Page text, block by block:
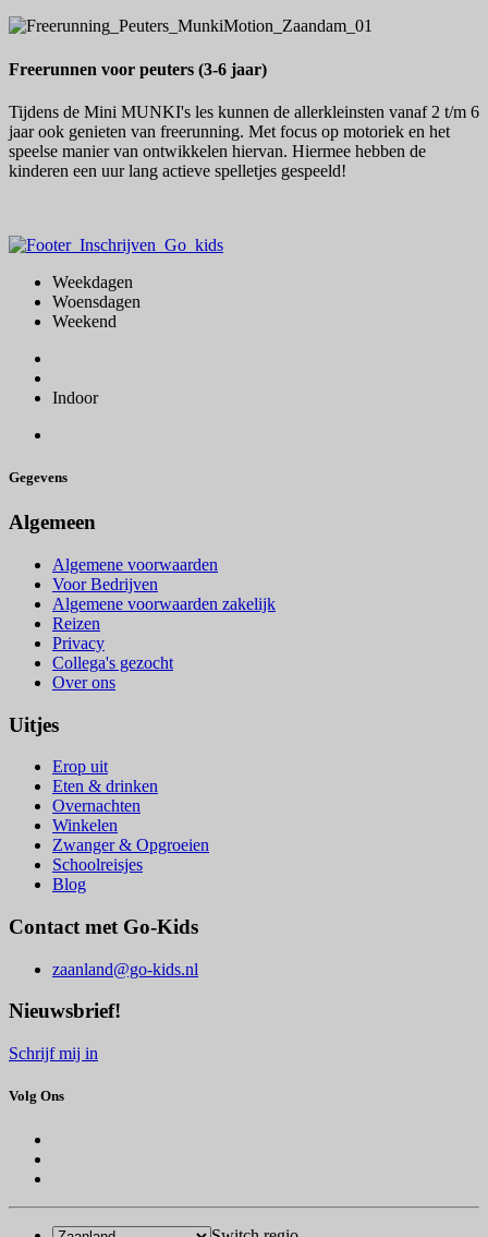
Freerunnen voor peuters (3-6 jaar)
Tijdens de Mini MUNKI's les kunnen de allerkleinsten vanaf 2 t/m 6
jaar ook genieten van freerunning. Met focus op motoriek en het
speelse manier van ontwikkelen hiervan. Hiermee hebben de
kinderen een uur lang actieve spelletjes gespeeld!
Weekdagen
Woensdagen
Weekend
Indoor
Gegevens
Algemeen
Algemene voorwaarden
Voor Bedrijven
Algemene voorwaarden zakelijk
Reizen
Privacy
Collega's gezocht
Over ons
Uitjes
Erop uit
Eten & drinken
Overnachten
Winkelen
Zwanger & Opgroeien
Schoolreisjes
Blog
Contact met Go-Kids
zaanland@go-kids.nl
Nieuwsbrief!
Schrijf mij in
Volg Ons